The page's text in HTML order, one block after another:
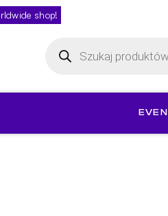
shop!
produktów